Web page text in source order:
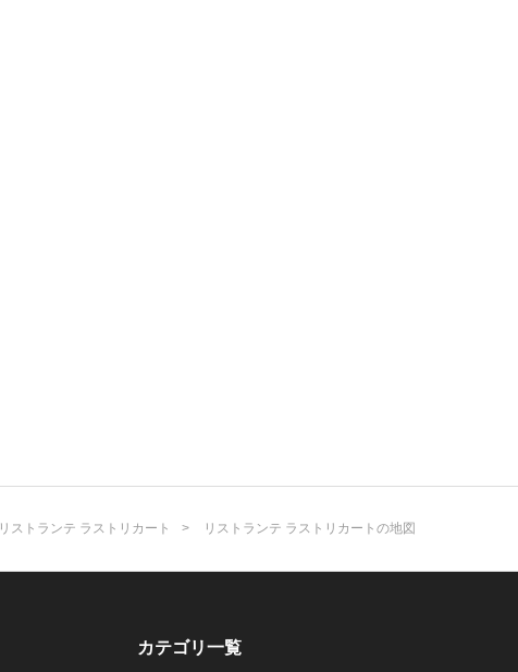
リストランテ ラストリカート リストランテ ラストリカートの地図
カテゴリ一覧